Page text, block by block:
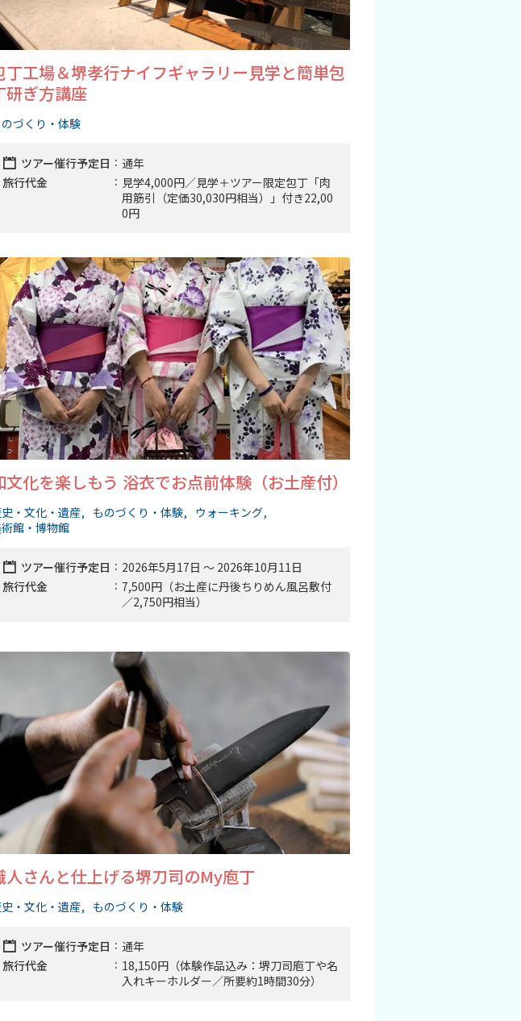
丁工場＆堺孝行ナイフギャラリー見学と簡単包
研ぎ方講座
づくり・体験
ツアー催行予定日
通年
旅行代金
見学4,000円／見学＋ツアー限定包丁「肉
用筋引（定価30,030円相当）」付き22,00
0円
文化を楽しもう 浴衣でお点前体験（お土産付）
・文化・遺産 ものづくり・体験
ウォーキング
館・博物館
ツアー催行予定日
2026年5月17日 〜 2026年10月11日
旅行代金
7,500円（お土産に丹後ちりめん風呂敷付
／2,750円相当）
人さんと仕上げる堺刀司のMy庖丁
・文化・遺産 ものづくり・体験
ツアー催行予定日
通年
旅行代金
18,150円（体験作品込み：堺刀司庖丁や名
入れキーホルダー／所要約1時間30分）